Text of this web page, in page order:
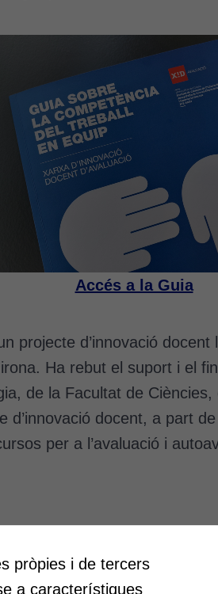
Accés a la Guia
projecte d’innovació
Ha rebut el suport i el
de la Facultat de
d’innovació docent, a part
per a l’avaluació i
de reflexió i de debat,
Educació
pròpies i de tercers
a característiques